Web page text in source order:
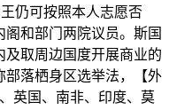
仍可按照本人志愿否
和部门两院议员。斯国
及取周边国度开展商业的
部落栖身区选举法，【外
英国、南非、印度、莫